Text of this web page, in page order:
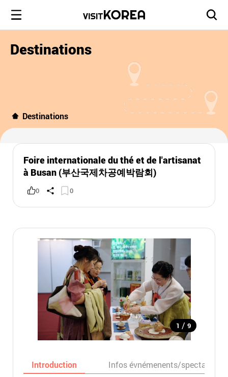
Destinations
Destinations
Foire internationale du thé et de l'artisanat
à Busan (부산국제차공예박람회)
0 0
1 / 9
Introduction Infos évnémenents/spectacles